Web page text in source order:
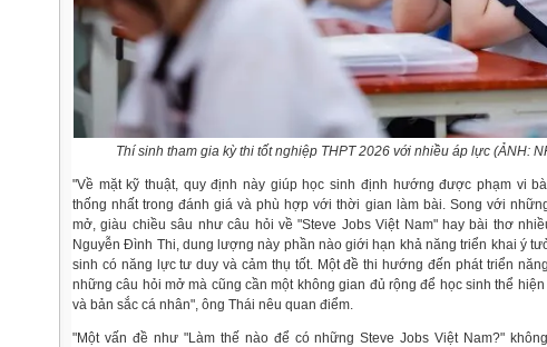
Thí sinh tham gia kỳ thi tốt nghiệp THPT 2026 với nhiều áp lực (ẢNH:
"Về mặt kỹ thuật, quy định này giúp học sinh định hướng được phạm vi
thống nhất trong đánh giá và phù hợp với thời gian làm bài. Song với
mở, giàu chiều sâu như câu hỏi về "Steve Jobs Việt Nam" hay bài thơ
Nguyễn Đình Thi, dung lượng này phần nào giới hạn khả năng triển khai ý
sinh có năng lực tư duy và cảm thụ tốt. Một đề thi hướng đến phát triển
những câu hỏi mở mà cũng cần một không gian đủ rộng để học sinh thể
và bản sắc cá nhân", ông Thái nêu quan điểm.
"Một vấn đề như "Làm thế nào để có những Steve Jobs Việt Nam?"